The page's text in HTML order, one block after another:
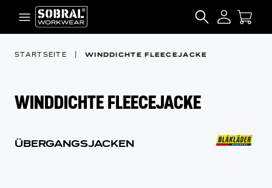
Zum Inhalt springen
SEARCH
STARTSEITE WINDDICHTE FLEECEJACKE
WINDDICHTE FLEECEJACKE
ÜBERGANGSJACKEN